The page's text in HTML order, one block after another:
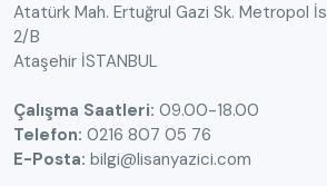
Atatürk Mah. Ertuğrul Gazi Sk. Metropol
2/B
Ataşehir İSTANBUL
Çalışma Saatleri: 09.00-18.00
Telefon: 0216 807 05 76
E-Posta: bilgi@lisanyazici.com